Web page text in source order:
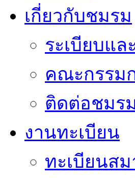
เกี่ยวกับชมรม
ระเบียบแล
คณะกรรม
ติดต่อชมร
งานทะเบียน
ทะเบียนส